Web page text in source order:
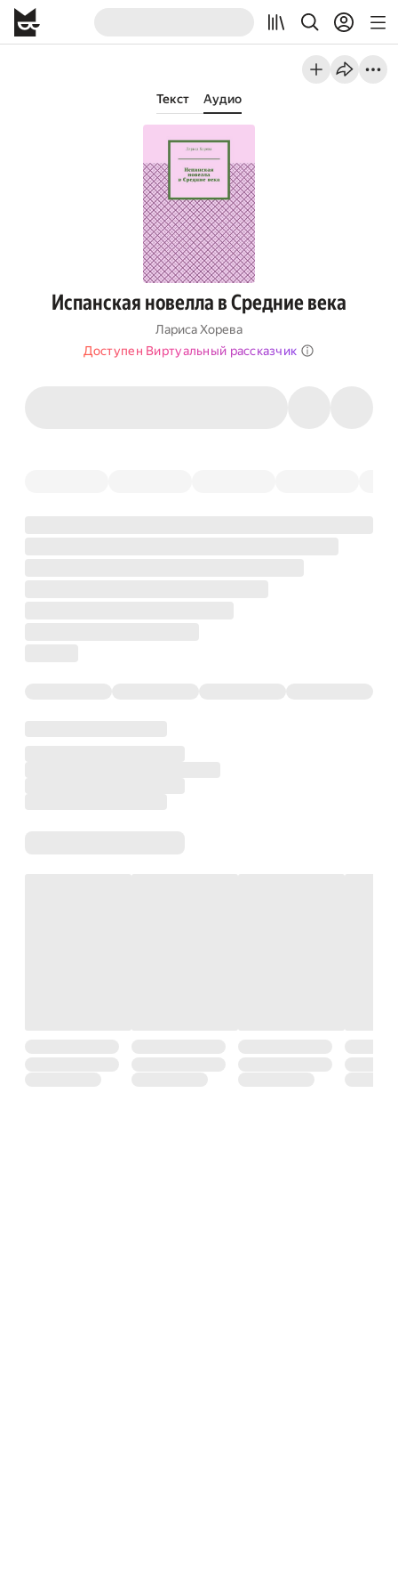
Текст Аудио
Испанская новелла в Средние века
Лариса Хорева
Доступен Виртуальный рассказчик